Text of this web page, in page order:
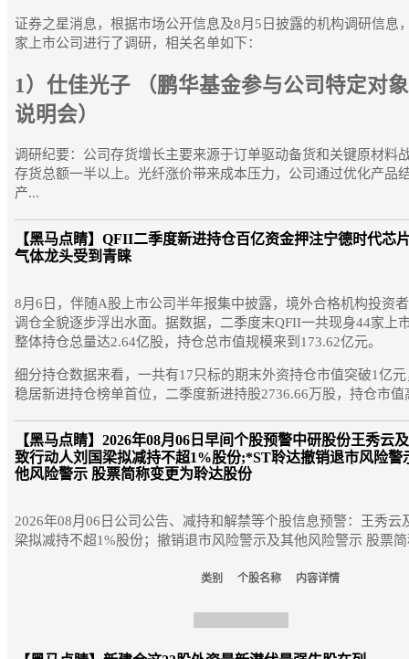
证券之星消息，根据市场公开信息及8月5日披露的机构调研信息
家上市公司进行了调研，相关名单如下：
1）仕佳光子 （鹏华基金参与公司特定对
说明会）
调研纪要：公司存货增长主要来源于订单驱动备货和关键原材料
存货总额一半以上。光纤涨价带来成本压力，公司通过优化产品
产...
【黑马点睛】 QFII二季度新进持仓百亿资金押注宁德时代芯
气体龙头受到青睐
8月6日，伴随A股上市公司半年报集中披露，境外合格机构投资
调仓全貌逐步浮出水面。据数据，二季度末QFII一共现身44家上
整体持仓总量达2.64亿股，持仓总市值规模来到173.62亿元。
细分持仓数据来看，一共有17只标的期末外资持仓市值突破1亿
稳居新进持仓榜单首位，二季度新进持股2736.66万股，持仓市值
【黑马点睛】 2026年08月06日早间个股预警中研股份王秀云
致行动人刘国梁拟减持不超1%股份;*ST聆达撤销退市风险警
他风险警示 股票简称变更为聆达股份
2026年08月06日公司公告、减持和解禁等个股信息预警：王秀云
梁拟减持不超1%股份；撤销退市风险警示及其他风险警示 股票
类别 个股名称 内容详情